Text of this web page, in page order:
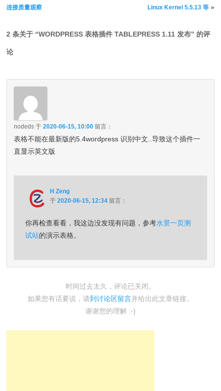
连接质量观察 Linux Kernel 5.5.13 等»
2 条关于 “WORDPRESS 表格插件 TABLEPRESS 1.11 发布” 的评
论
nodeds 于2020-06-15, 10:00 留言：
表格不能在最新版的5.4wordpress 识别中文..导致这个插件一
直显示英文版
H Zeng
于2020-06-15, 12:34 留言：
你再检查看看，我这边没发现有问题，参考水景一页测
试站的演示表格。
时间过去太久，评论已关闭。
如果您有话要说，请到讨论区留言并给出此文章链接。
谢谢您的理解 :-)